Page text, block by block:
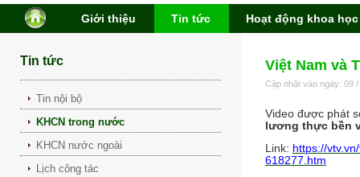
Giới thiệu Tin tức Hoạt động khoa học
Tin tức
Tin nội bộ
KHCN trong nước
KHCN nước ngoài
Lịch công tác
Việt Nam và
Cập nhật vào ngày: 09
Video được phát
lương thực bền
Link: https://
618277.htm